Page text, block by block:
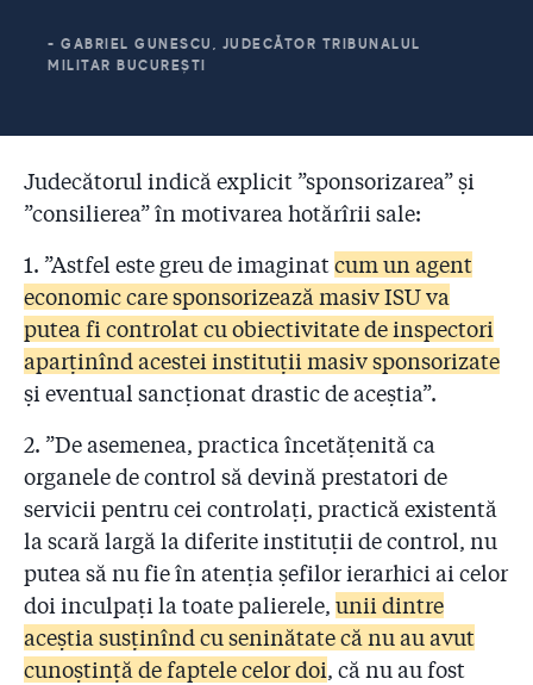
- GABRIEL GUNESCU, JUDECĂTOR TRIBUNALUL
MILITAR BUCUREȘTI
Judecătorul indică explicit ”sponsorizarea” și
”consilierea” în motivarea hotărîrii sale:
1. ”Astfel este greu de imaginatcum un agent
economic care sponsorizează masiv ISU va
putea fi controlat cu obiectivitate de inspectori
aparţinînd acestei instituţii masiv sponsorizate
şi eventual sancţionat drastic de aceştia”.
2. ”De asemenea, practica încetăţenită ca
organele de control să devină prestatori de
servicii pentru cei controlaţi, practică existentă
la scară largă la diferite instituţii de control, nu
putea să nu fie în atenţia şefilor ierarhici ai celor
doi inculpaţi la toate palierele, unii dintre
aceştia susţinînd cu seninătate că nu au avut
cunoştinţă de faptele celor doi, că nu au fost